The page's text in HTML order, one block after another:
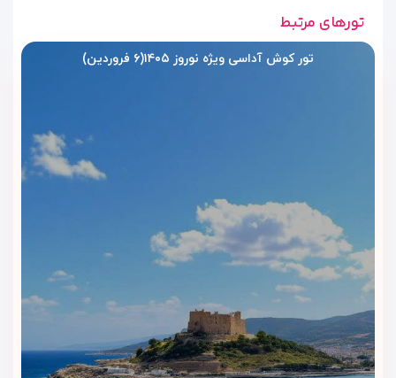
تورهای مرتبط
تور کوش آداسی ویژه نوروز ۱۴۰۵(۶ فروردین)